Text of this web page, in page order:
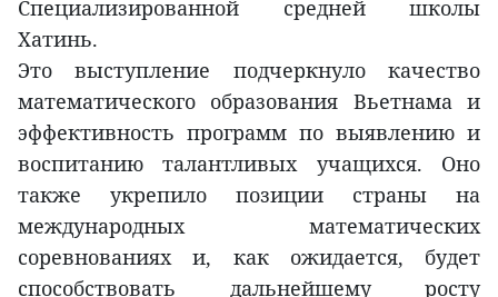
Специализированной средней школы
Хатинь.
Это выступление подчеркнуло качество
математического образования Вьетнама и
эффективность программ по выявлению и
воспитанию талантливых учащихся. Оно
также укрепило позиции страны на
международных математических
соревнованиях и, как ожидается, будет
способствовать дальнейшему росту